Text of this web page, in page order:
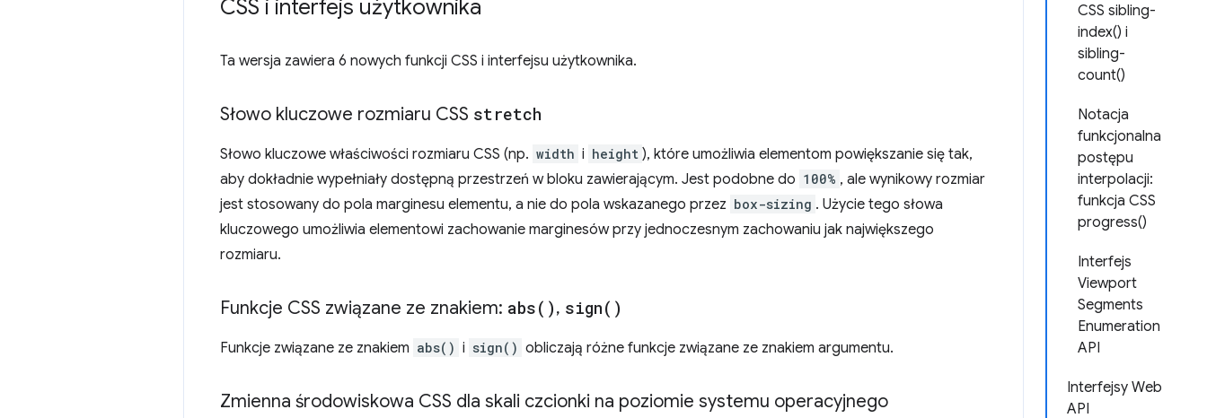
CSS sibling-
index() i
sibling-
count()
Notacja
funkcjonalna
postępu
interpolacji:
funkcja CSS
progress()
Interfejs
Viewport
Segments
Enumeration
API
Interfejsy Web
API
CSS i interfejs użytkownika
Ta wersja zawiera 6 nowych funkcji CSS i interfejsu użytkownika.
Słowo kluczowe rozmiaru CSS stretch
Słowo kluczowe właściwości rozmiaru CSS (np. width i height ), które umożliwia elementom powiększanie się tak,
aby dokładnie wypełniały dostępną przestrzeń w bloku zawierającym. Jest podobne do 100% , ale wynikowy rozmiar
jest stosowany do pola marginesu elementu, a nie do pola wskazanego przez box-sizing . Użycie tego słowa
kluczowego umożliwia elementowi zachowanie marginesów przy jednoczesnym zachowaniu jak największego
rozmiaru.
Funkcje CSS związane ze znakiem: abs( ), sign( )
Funkcje związane ze znakiem abs() i sign() obliczają różne funkcje związane ze znakiem argumentu.
Zmienna środowiskowa CSS dla skali czcionki na poziomie systemu operacyjnego